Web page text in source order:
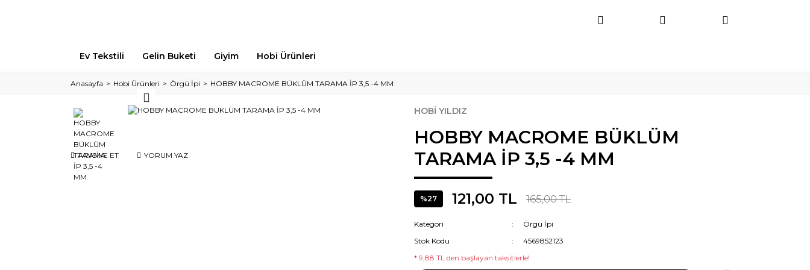
Ev Tekstili Gelin Buketi Giyim Hobi Ürünleri
Anasayfa Hobi Ürünleri Örgü İpi HOBBY MACROME BÜKLÜM TARAMA İP 3,5 -4 MM
TAVSİYE ET YORUM YAZ
HOBİ YILDIZ
HOBBY MACROME BÜKLÜM
TARAMA İP 3,5 -4 MM
%27 121,00 TL 165,00 TL
Kategori
Örgü İpi
Stok Kodu
4569852123
* 9,88 TL den başlayan taksitlerle!